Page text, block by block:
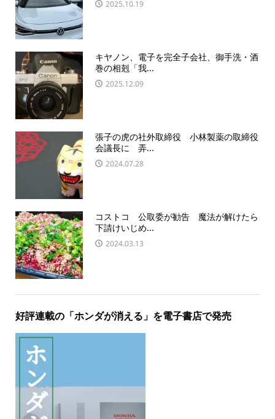
2025.10.19
キヤノン、電子を完全子会社、御手洗・酒
巻の相剋「我...
2025.12.09
張子の虎の社外取締役 小林製薬の取締役
会議長に 弄...
2024.07.28
コストコ 公取委が勧告 魔法が解けたら
下請けいじめ...
2024.03.13
好評連載の「ホンダが消える」を電子書店で発売